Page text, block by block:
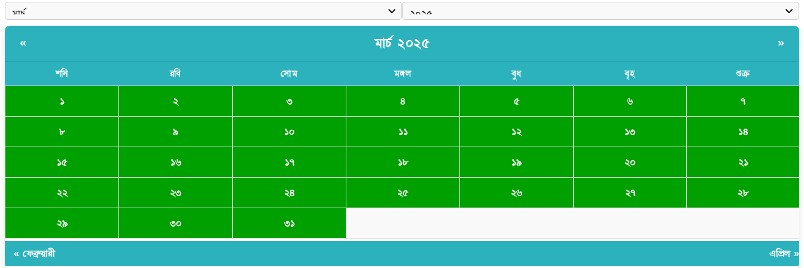
« মার্চ ২০২৫ »
শনি রবি সোম মঙ্গল বুধ বৃহ শুক্র
১ ২ ৩ ৪ ৫ ৬ ৭
৮ ৯ ১০ ১১ ১২ ১৩ ১৪
১৫ ১৬ ১৭ ১৮ ১৯ ২০ ২১
২২ ২৩ ২৪ ২৫ ২৬ ২৭ ২৮
২৯ ৩০ ৩১
« ফেব্রুয়ারী এপ্রিল »